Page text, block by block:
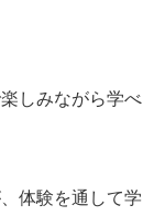
しみながら学べ
体験を通して学